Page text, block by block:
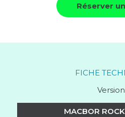
Réserver
FICHE
MACBOR